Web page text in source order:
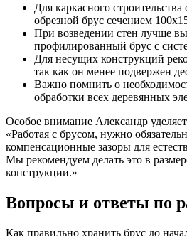
Для каркасного
обрезной брус сечением
При возведении стен лучше
профилированный брус с
Для несущих конструкций
так как он менее подвержен
Важно помнить о
обработки всех деревянных
Особое внимание Александр
«Работая с брусом, нужно
компенсационные зазоры для
Мы рекомендуем делать это в
конструкции.»
Вопросы и ответы по
Как правильно хранить брус до